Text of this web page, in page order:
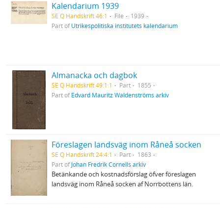
Kalendarium 1939
SE Q Handskrift 46:1 File
1939
Part ofUtrikespolitiska institutets kalendarium
Almanacka och dagbok
SE Q Handskrift 49:1:1 Part
1855
Part ofEdvard Mauritz Waldenströms arkiv
Föreslagen landsväg inom Råneå socken
SE Q Handskrift 24:4:1 Part
1863
Part ofJohan Fredrik Cornells arkiv
Betänkande och kostnadsförslag öfver föreslagen
landsväg inom Råneå socken af Norrbottens län.